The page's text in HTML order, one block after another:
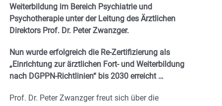
Weiterbildung im Bereich Psychiatrie und
Psychotherapie unter der Leitung des Ärztlichen
Direktors Prof. Dr. Peter Zwanzger.
Nun wurde erfolgreich die Re-Zertifizierung als
„Einrichtung zur ärztlichen Fort- und Weiterbildung
nach DGPPN-Richtlinien“ bis 2030 erreicht …
Prof. Dr. Peter Zwanzger freut sich über die